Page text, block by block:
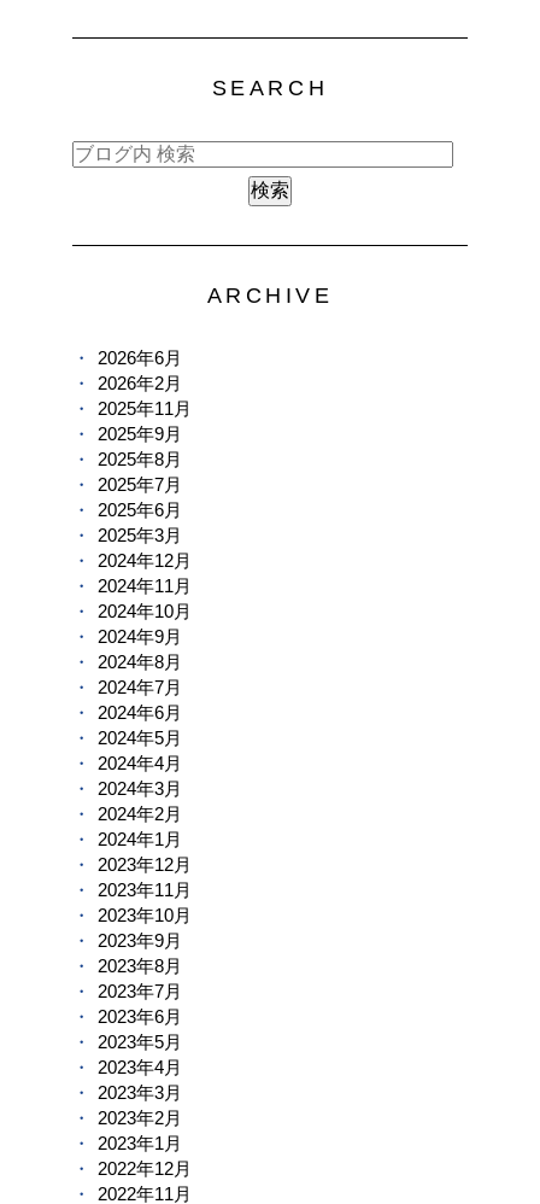
SEARCH
ARCHIVE
2026年6月
2026年2月
2025年11月
2025年9月
2025年8月
2025年7月
2025年6月
2025年3月
2024年12月
2024年11月
2024年10月
2024年9月
2024年8月
2024年7月
2024年6月
2024年5月
2024年4月
2024年3月
2024年2月
2024年1月
2023年12月
2023年11月
2023年10月
2023年9月
2023年8月
2023年7月
2023年6月
2023年5月
2023年4月
2023年3月
2023年2月
2023年1月
2022年12月
2022年11月